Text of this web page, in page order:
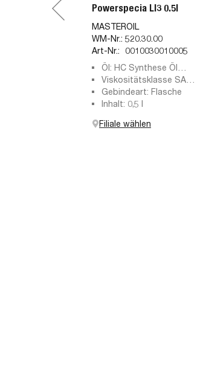
Powerspecia Ll3 0.5l
MASTEROIL
WM-Nr.: 520.30.00
Art-Nr.:
0010030010005
Öl: HC Synthese Öl
(Hydro-Cracked)
Viskositätsklasse SAE:
0W-30
Gebindeart: Flasche
Inhalt: 0,5 l
Filiale wählen